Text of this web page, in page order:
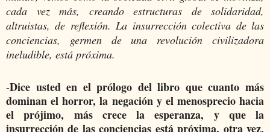
cada vez más, creando estructuras de solidaridad,
altruistas, de reflexión. La insurrección colectiva de las
conciencias, germen de una revolución civilizadora
ineludible, está próxima.
-Dice usted en el prólogo del libro que cuanto más
dominan el horror, la negación y el menosprecio hacia
el prójimo, más crece la esperanza, y que la
insurrección de las conciencias está próxima, otra vez.